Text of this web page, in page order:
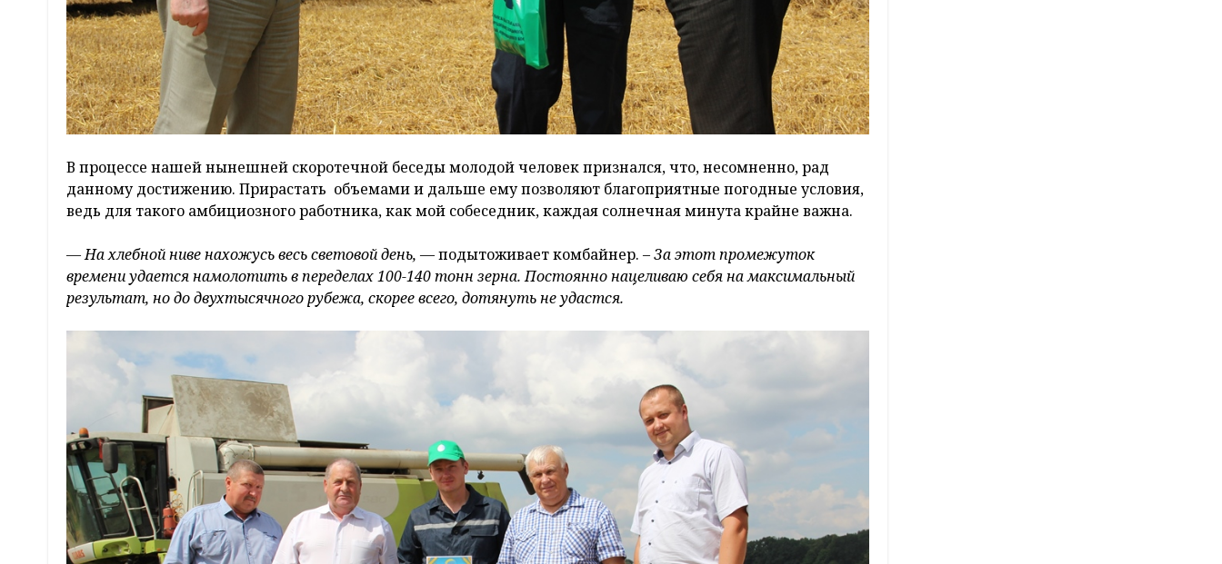
В процессе нашей нынешней скоротечной беседы молодой человек признался, что, несомненно, рад
данному достижению. Прирастать объемами и дальше ему позволяют благоприятные погодные условия,
ведь для такого амбициозного работника, как мой собеседник, каждая солнечная минута крайне важна.
— На хлебной ниве нахожусь весь световой день, — подытоживает комбайнер. –За этот промежуток
времени удается намолотить в переделах 100-140 тонн зерна. Постоянно нацеливаю себя на максимальный
результат, но до двухтысячного рубежа, скорее всего, дотянуть не удастся.